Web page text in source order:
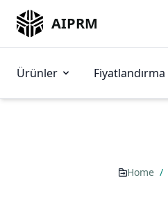
AIPRM
Ürünler Fiyatlandırma
Home /